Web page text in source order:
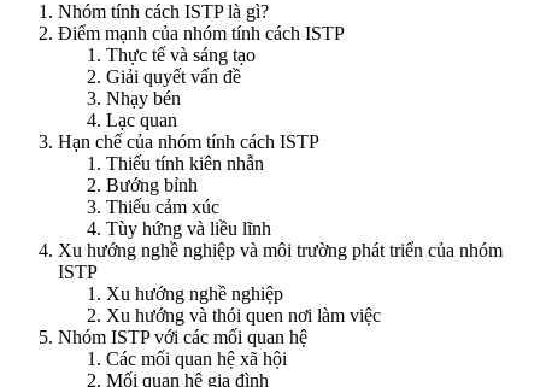
Nhóm tính cách ISTP là gì?
Điểm mạnh của nhóm tính cách ISTP
Thực tế và sáng tạo
Giải quyết vấn đề
Nhạy bén
Lạc quan
Hạn chế của nhóm tính cách ISTP
Thiếu tính kiên nhẫn
Bướng bỉnh
Thiếu cảm xúc
Tùy hứng và liều lĩnh
Xu hướng nghề nghiệp và môi trường phát triển của nhóm
ISTP
Xu hướng nghề nghiệp
Xu hướng và thói quen nơi làm việc
Nhóm ISTP với các mối quan hệ
Các mối quan hệ xã hội
Mối quan hệ gia đình